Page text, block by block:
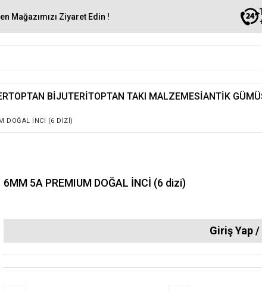
Mağazımızı Ziyaret Edin !
TOPTAN BİJUTERİTOPTAN TAKI MALZEMESİANTİK
DOĞAL İNCİ (6 DIZI)
6MM 5A PREMIUM DOĞAL İNCİ (6 dizi)